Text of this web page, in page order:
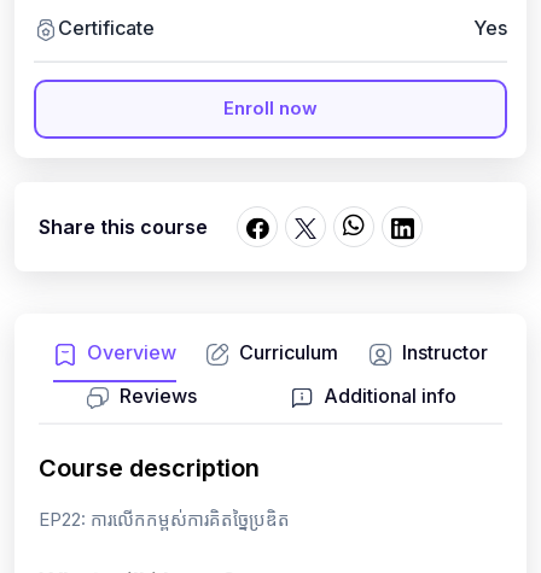
Overview Curriculum
Instructor
Reviews
Additional info
Course description
EP22: ការលើកកម្ពស់ការគិតច្នៃប្រឌិត
Certificate Yes
Enroll now
Share this course